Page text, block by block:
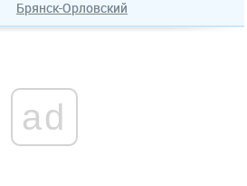
Брянск-Орловский
ad